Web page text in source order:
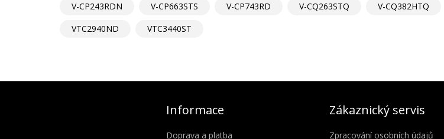
V-CP243RDN
V-CP663STS V-CP743RD V-CQ263STQ V-CQ382HTQ
VTC2940ND
VTC3440ST
Informace
Doprava a platba
Zákaznický servis
Zpracování osobních údajů